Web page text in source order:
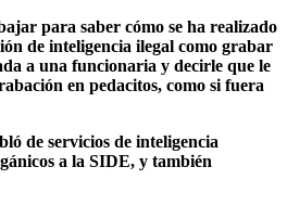
para saber cómo se ha realizado
de inteligencia ilegal como grabar
a una funcionaria y decirle que le
en pedacitos, como si fuera
de servicios de inteligencia
a la SIDE, y también